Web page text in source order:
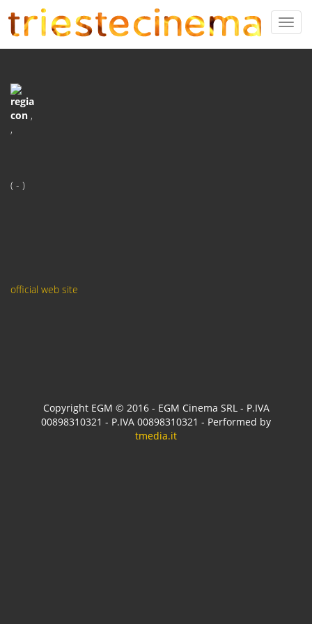
regia
con ,
,
( - )
official web site
Copyright EGM © 2016 - EGM Cinema SRL - P.IVA
00898310321 - P.IVA 00898310321 - Performed by
tmedia.it